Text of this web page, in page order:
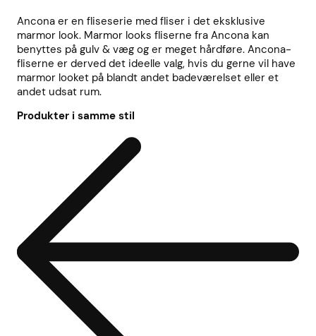
Ancona er en fliseserie med fliser i det eksklusive
marmor look. Marmor looks fliserne fra Ancona kan
benyttes på gulv & væg og er meget hårdføre. Ancona-
fliserne er derved det ideelle valg, hvis du gerne vil have
marmor looket på blandt andet badeværelset eller et
andet udsat rum.
Produkter i samme stil